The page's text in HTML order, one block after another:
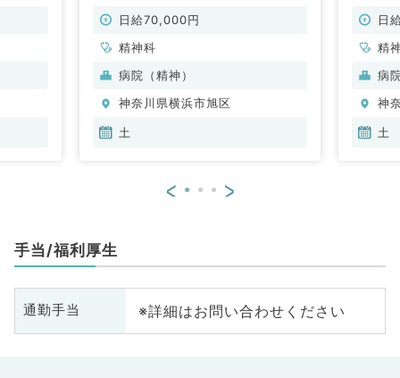
日給70,000円
精神科
病院（精神）
神奈川県横浜市旭区
土
日
精
病
神
土
< >
手当/福利厚生
通勤手当 ※詳細はお問い合わせください